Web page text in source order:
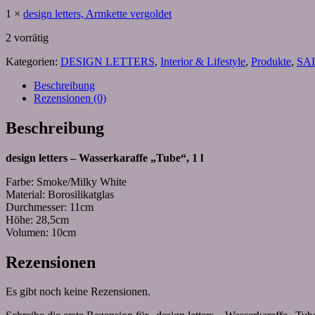
1 × design letters, Armkette vergoldet
2 vorrätig
Kategorien: DESIGN LETTERS, Interior & Lifestyle, Produkte,
Beschreibung
Rezensionen (0)
Beschreibung
design letters – Wasserkaraffe „Tube“, 1 l
Farbe: Smoke/Milky White
Material: Borosilikatglas
Durchmesser: 11cm
Höhe: 28,5cm
Volumen: 10cm
Rezensionen
Es gibt noch keine Rezensionen.